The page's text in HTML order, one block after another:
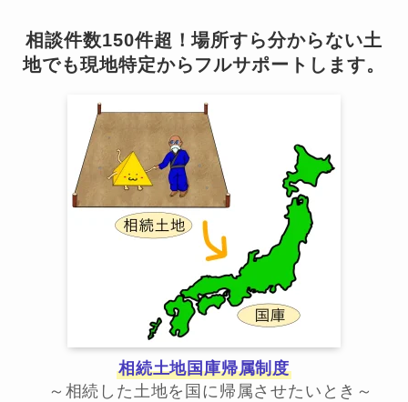
相談件数150件超！場所すら分からない土
地でも現地特定からフルサポートします。
相続土地国庫帰属制度
～相続した土地を国に帰属させたいとき～